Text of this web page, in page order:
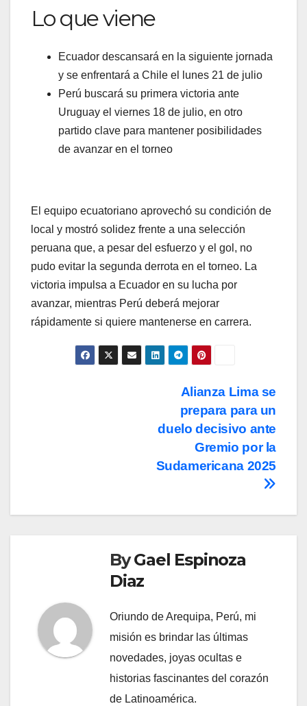
Lo que viene
Ecuador descansará en la siguiente jornada
y se enfrentará a Chile el lunes 21 de julio
Perú buscará su primera victoria ante
Uruguay el viernes 18 de julio, en otro
partido clave para mantener posibilidades
de avanzar en el torneo
El equipo ecuatoriano aprovechó su condición de
local y mostró solidez frente a una selección
peruana que, a pesar del esfuerzo y el gol, no
pudo evitar la segunda derrota en el torneo. La
victoria impulsa a Ecuador en su lucha por
avanzar, mientras Perú deberá mejorar
rápidamente si quiere mantenerse en carrera.
Alianza Lima se
prepara para un
duelo decisivo ante
Gremio por la
Sudamericana 2025
ByGael Espinoza
Diaz
Oriundo de Arequipa, Perú, mi
misión es brindar las últimas
novedades, joyas ocultas e
historias fascinantes del corazón
de Latinoamérica.